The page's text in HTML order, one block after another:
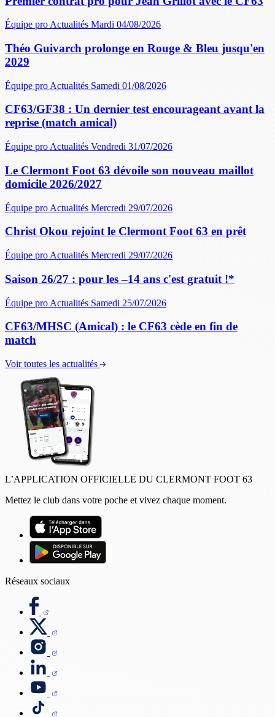
Équipe pro Actualités Mardi 04/08/2026
Théo Guivarch prolonge en Rouge & Bleu jusqu'en
2029
Équipe pro Actualités Samedi 01/08/2026
CF63/GF38 : Un dernier test encourageant avant la
reprise (match amical)
Équipe pro Actualités Vendredi 31/07/2026
Le Clermont Foot 63 dévoile son nouveau maillot
domicile 2026/2027
Équipe pro Actualités Mercredi 29/07/2026
Christ Okou rejoint le Clermont Foot 63 en prêt
Équipe pro Actualités Mercredi 29/07/2026
Saison 26/27 : pour les –14 ans c'est gratuit !*
Équipe pro Actualités Samedi 25/07/2026
CF63/MHSC (Amical) : le CF63 cède en fin de
match
Voir toutes les actualités
L’APPLICATION OFFICIELLE DU CLERMONT FOOT 63
Mettez le club dans votre poche et vivez chaque moment.
Réseaux sociaux